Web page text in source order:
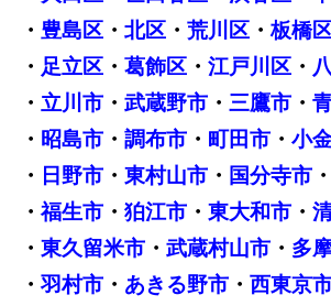
・ 豊島区・ 北区・ 荒川区・板橋
・ 足立区・ 葛飾区・ 江戸川区・
・ 立川市・ 武蔵野市・ 三鷹市・
・ 昭島市・ 調布市・ 町田市・ 小
・ 日野市・ 東村山市・ 国分寺市・
・福生市・ 狛江市・ 東大和市・
・ 東久留米市・ 武蔵村山市・ 多
・羽村市・ あきる野市・ 西東京